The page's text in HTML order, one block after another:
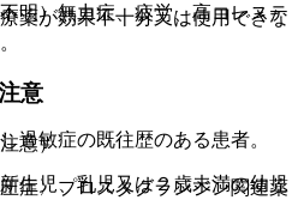
明）無力症、疲労、高コレステ
過敏症の既往歴のある患者。
生児、乳児又は２歳未満の幼児
薬が効果不十分又は使用できな
意
意）
症〉プロスタグランジン関連薬